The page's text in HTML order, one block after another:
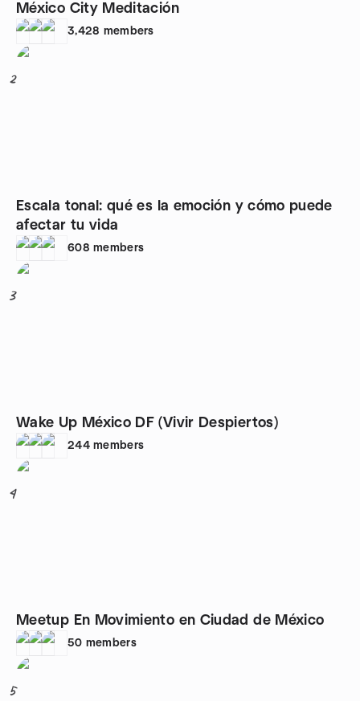
México City Meditación
3,428 members
2
Escala tonal: qué es la emoción y cómo puede
afectar tu vida
608 members
3
Wake Up México DF (Vivir Despiertos)
244 members
4
Meetup En Movimiento en Ciudad de México
50 members
5